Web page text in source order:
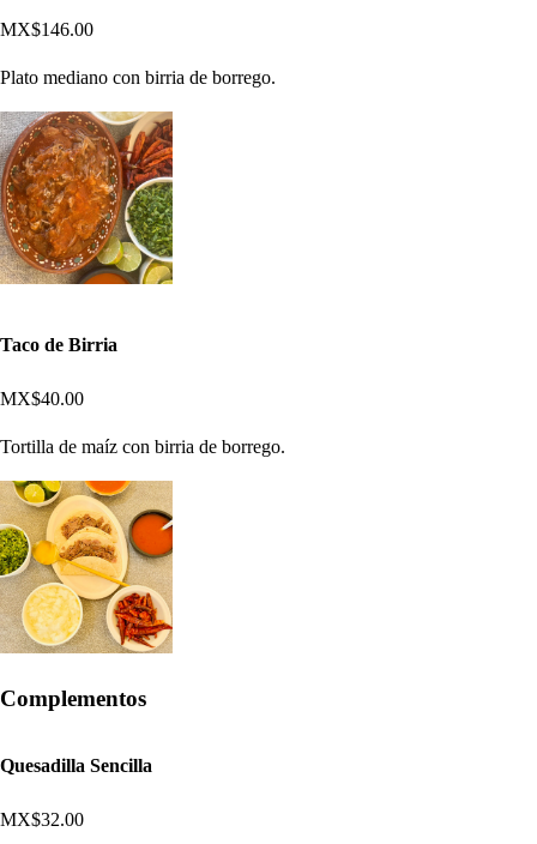
MX$146.00
Plato mediano con birria de borrego.
Taco de Birria
MX$40.00
Tortilla de maíz con birria de borrego.
Complementos
Quesadilla Sencilla
MX$32.00